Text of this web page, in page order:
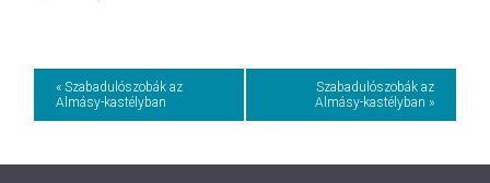
Event
Navigation
« Szabadulószobák az
Almásy-kastélyban
Szabadulószobák az
Almásy-kastélyban »